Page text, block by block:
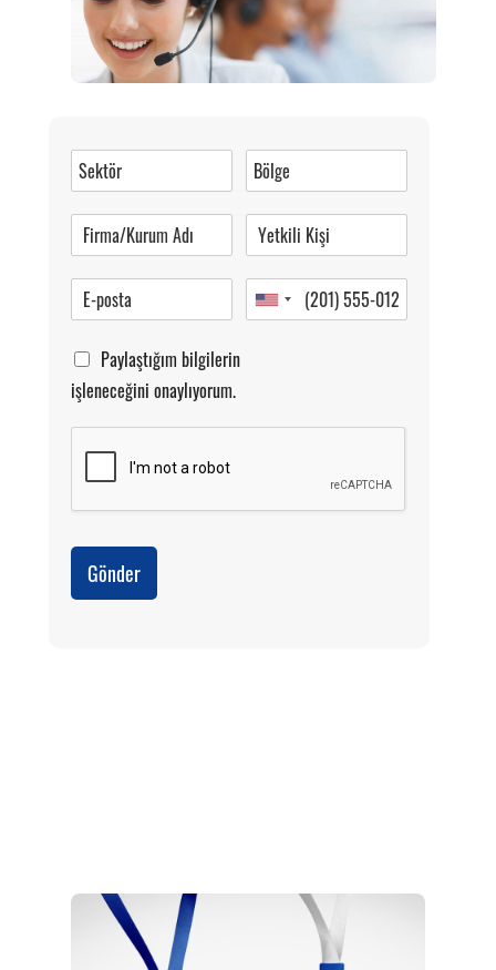
0 (216) 462 49 34
Pazartesi-Cumartesi 09.00-20.00
Paylaştığım bilgilerin
işleneceğini onaylıyorum.
Gönder